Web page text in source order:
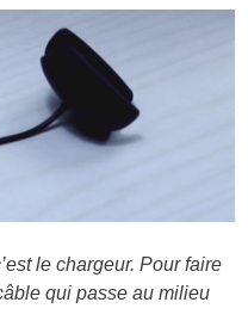
le chargeur. Pour faire
qui passe au milieu